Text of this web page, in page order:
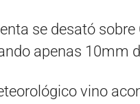
se desató
apenas 10mm
vino